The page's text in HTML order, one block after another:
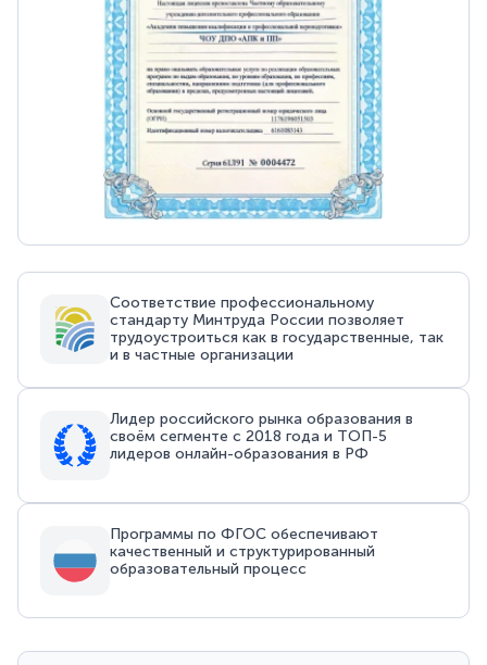
Соответствие профессиональному
стандарту Минтруда России позволяет
трудоустроиться как в государственные, так
и в частные организации
Лидер российского рынка образования в
своём сегменте с 2018 года и ТОП-5
лидеров онлайн-образования в РФ
Программы по ФГОС обеспечивают
качественный и структурированный
образовательный процесс